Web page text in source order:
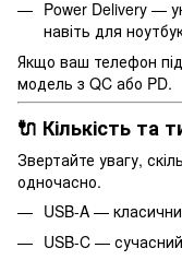
Power Delivery —
навіть для
Якщо ваш телефон
модель з QC або PD.
🔌 Кількість та
Звертайте увагу,
одночасно.
USB-A —
USB-C —